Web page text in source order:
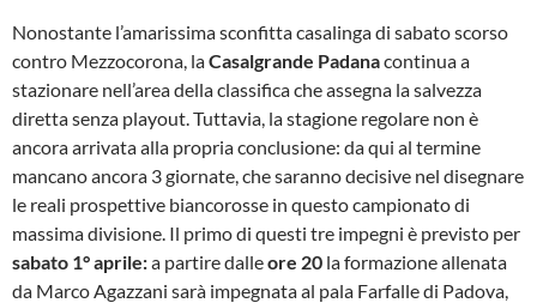
Nonostante l’amarissima sconfitta casalinga di sabato scorso
contro Mezzocorona, laCasalgrande Padanacontinua a
stazionare nell’area della classifica che assegna la salvezza
diretta senza playout. Tuttavia, la stagione regolare non è
ancora arrivata alla propria conclusione: da qui al termine
mancano ancora 3 giornate, che saranno decisive nel disegnare
le reali prospettive biancorosse in questo campionato di
massima divisione. Il primo di questi tre impegni è previsto per
sabato 1° aprile:a partire dalleore 20 la formazione allenata
da Marco Agazzani sarà impegnata al pala Farfalle di Padova,